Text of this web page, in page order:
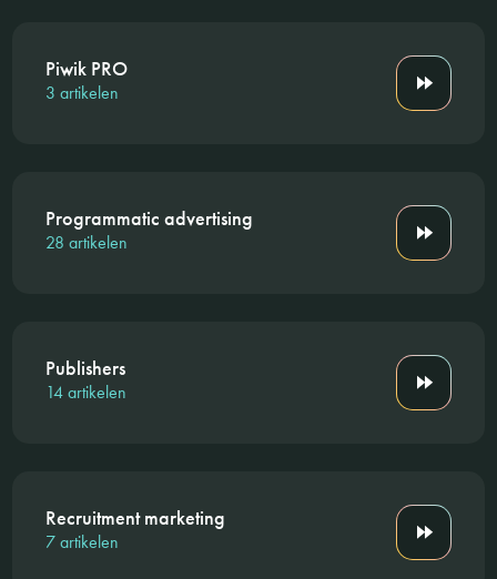
Piwik PRO
3 artikelen
Programmatic advertising
28 artikelen
Publishers
14 artikelen
Recruitment marketing
7 artikelen